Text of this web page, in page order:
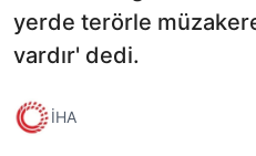
yerde terörle
vardır' dedi.
İHA